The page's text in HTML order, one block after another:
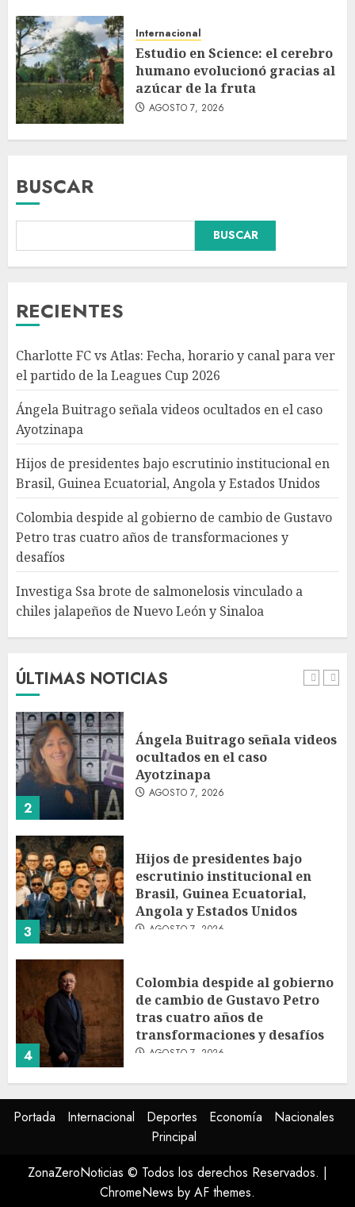
Internacional
Estudio en Science: el cerebro
humano evolucionó gracias al
azúcar de la fruta
AGOSTO 7, 2026
BUSCAR
BUSCAR
RECIENTES
Charlotte FC vs Atlas: Fecha, horario y canal para ver
el partido de la Leagues Cup 2026
Ángela Buitrago señala videos ocultados en el caso
Ayotzinapa
Hijos de presidentes bajo escrutinio institucional en
Brasil, Guinea Ecuatorial, Angola y Estados Unidos
Colombia despide al gobierno de cambio de Gustavo
Petro tras cuatro años de transformaciones y
desafíos
Investiga Ssa brote de salmonelosis vinculado a
chiles jalapeños de Nuevo León y Sinaloa
ÚLTIMAS NOTICIAS
3
Hijos de presidentes bajo
4
Colombia despide al gobierno
de cambio de Gustavo Petro
transformaciones y desafíos
5
Investiga Ssa brote de
chiles jalapeños de Nuevo
León y Sinaloa
1
Charlotte FC vs Atlas: Fecha,
AGOSTO 7, 2026
2
Ángela Buitrago señala videos
ocultados en el caso
Ayotzinapa
AGOSTO 7, 2026
3
Hijos de presidentes bajo
escrutinio institucional en
Brasil, Guinea Ecuatorial,
Angola y Estados Unidos
AGOSTO 7, 2026
4
Colombia despide al gobierno
de cambio de Gustavo Petro
tras cuatro años de
transformaciones y desafíos
AGOSTO 7, 2026
5
salmonelosis vinculado a
chiles jalapeños de Nuevo
AGOSTO 7, 2026
Portada Internacional Deportes Economía
Nacionales
Principal
ZonaZeroNoticias © Todos los derechos Reservados. |
ChromeNews by AF themes.